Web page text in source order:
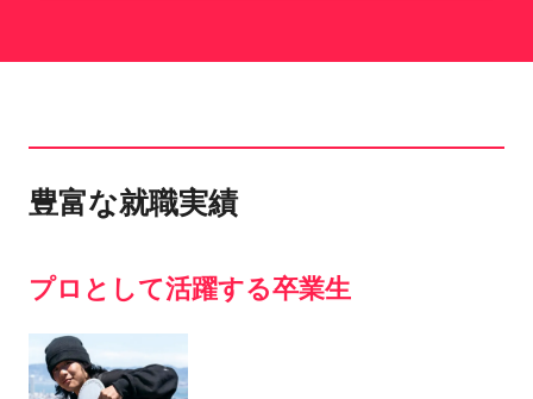
豊富な就職実績
プロとして活躍する卒業生